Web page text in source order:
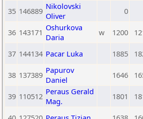
35 146889 Nikolovski
Oliver
0
36 143171 Oshurkova
Daria
w 1200
37 144134 Pacar Luka 1885
38 137389 Papurov
Daniel
1646
39 110512 Peraus Gerald
Mag.
1801